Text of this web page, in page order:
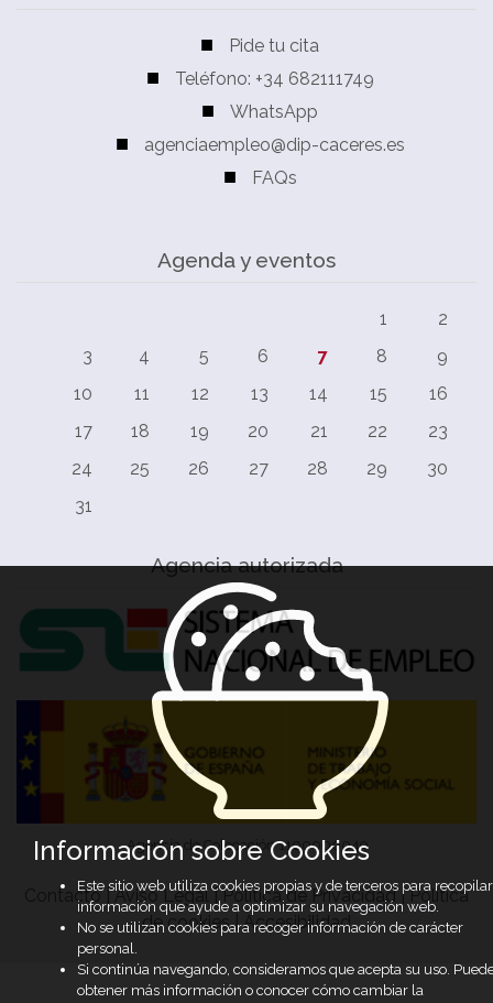
Pide tu cita
Teléfono: +34 682111749
WhatsApp
agenciaempleo@dip-caceres.es
FAQs
Agenda y eventos
1
2
3
4 5 6 7 8
9
10
11 12 13 14 15
16
17
18 19 20 21 22
23
24
25 26 27 28 29
30
31
Agencia autorizada
Agencia de Colocación 1100000049
Contacto|Aviso Legal|Política de Privacidad|Política
de cookies|Accesibilidad
Información sobre Cookies
Este sitio web utiliza cookies propias y de terceros para recopilar
información que ayude a optimizar su navegación web.
No se utilizan cookies para recoger información de carácter
personal.
Si continúa navegando, consideramos que acepta su uso.
obtener más información o conocer cómo cambiar la